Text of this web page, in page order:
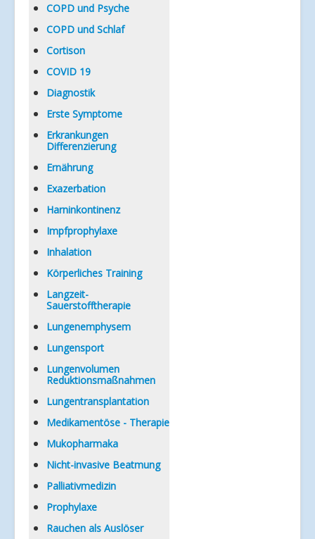
COPD und Psyche
COPD und Schlaf
Cortison
COVID 19
Diagnostik
Erste Symptome
Erkrankungen
Differenzierung
Ernährung
Exazerbation
Harninkontinenz
Impfprophylaxe
Inhalation
Körperliches Training
Langzeit-
Sauerstofftherapie
Lungenemphysem
Lungensport
Lungenvolumen
Reduktionsmaßnahmen
Lungentransplantation
Medikamentöse - Therapie
Mukopharmaka
Nicht-invasive Beatmung
Palliativmedizin
Prophylaxe
Rauchen als Auslöser